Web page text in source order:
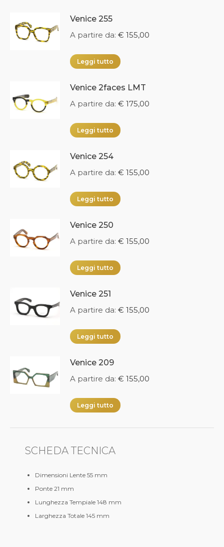
Venice 255
A partire da: € 155,00
Leggi tutto
Venice 2faces LMT
A partire da: € 175,00
Leggi tutto
Venice 254
A partire da: € 155,00
Leggi tutto
Venice 250
A partire da: € 155,00
Leggi tutto
Venice 251
A partire da: € 155,00
Leggi tutto
Venice 209
A partire da: € 155,00
Leggi tutto
SCHEDA TECNICA
Dimensioni Lente 55 mm
Ponte 21 mm
Lunghezza Tempiale 148 mm
Larghezza Totale 145 mm